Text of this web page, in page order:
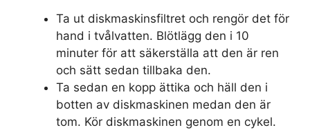
Ta ut diskmaskinsfiltret och rengör det för
hand i tvålvatten. Blötlägg den i 10
minuter för att säkerställa att den är ren
och sätt sedan tillbaka den.
Ta sedan en kopp ättika och häll den i
botten av diskmaskinen medan den är
tom. Kör diskmaskinen genom en cykel.